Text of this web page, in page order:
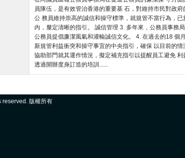
員隊伍，是有效管治香港的重要基 石，對維持市民對政
公 務員維持崇高的誠信和操守標準，就規管不當行為，
內，釐定清晰的指引。 誠信管理 3. 多年來，公務員事務
公務員提倡廉潔風氣和灌輸誠信文化。 4. 在過去的18 個
新規管利益衝突和操守事宜的中央指引，確保 以目前的
協助部門就其運作情況，擬定補充指引以提醒員工避免 利
透過開辦度身訂造的培訓......
reserved. 版權所有